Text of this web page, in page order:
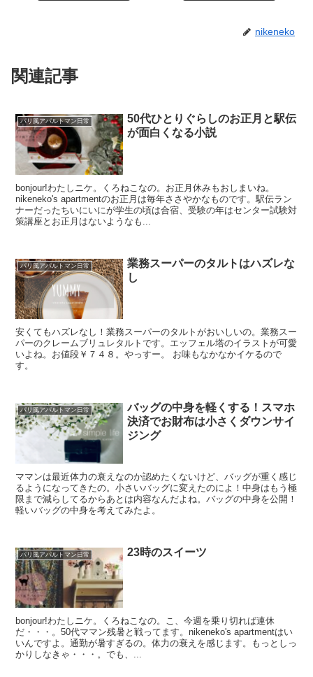
nikeneko
関連記事
パリ風アパルトマン日常
50代ひとりぐらしのお正月と駅伝
が面白くなる小説
bonjour!わたしニケ。くろねこなの。お正月休みもおしまいね。
nikeneko's apartmentのお正月は毎年ささやかなものです。駅伝ラン
ナーだったちいにいにが学生の頃は合宿、受験の年はセンター試験対
策講座とお正月はないようなも...
パリ風アパルトマン日常
業務スーパーのタルトはハズレな
し
安くてもハズレなし！業務スーパーのタルトがおいしいの。業務スー
パーのクレームブリュレタルトです。エッフェル塔のイラストが可愛
いよね。お値段￥７４８。やっすー。 お味もなかなかイケるので
す。
パリ風アパルトマン日常
バッグの中身を軽くする！スマホ
決済でお財布は小さくダウンサイ
ジング
ママンは最近体力の衰えなのか認めたくないけど、バッグが重く感じ
るようになってきたの。小さいバッグに変えたのによ！中身はもう極
限まで減らしてるからあとは内容なんだよね。バッグの中身を公開！
軽いバッグの中身を考えてみたよ。
パリ風アパルトマン日常 23時のスイーツ
bonjour!わたしニケ。くろねこなの。こ、今週を乗り切れば連休
だ・・・。50代ママン残暑と戦ってます。nikeneko's apartmentはい
いんですよ。通勤が暑すぎるの。体力の衰えを感じます。もっとしっ
かりしなきゃ・・・。でも、...